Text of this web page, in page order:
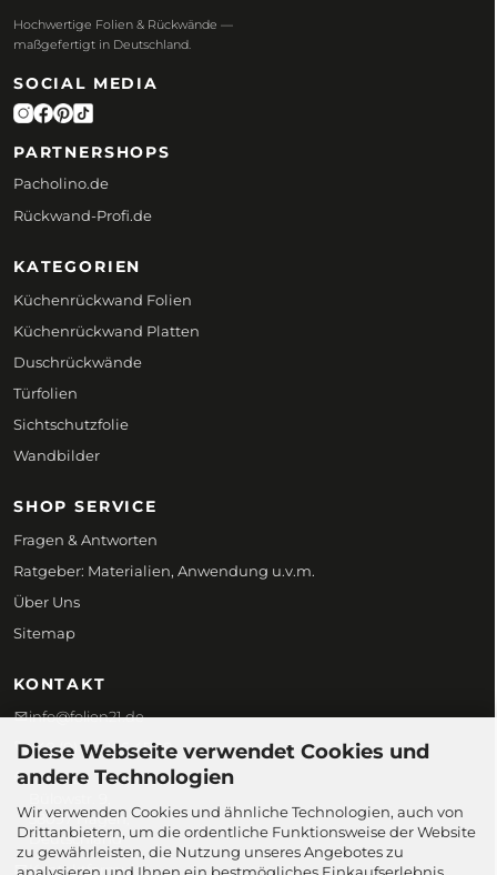
Diese Webseite verwendet Cookies und
andere Technologien
Wir verwenden Cookies und ähnliche Technologien, auch von
Drittanbietern, um die ordentliche Funktionsweise der Website
zu gewährleisten, die Nutzung unseres Angebotes zu
analysieren und Ihnen ein bestmögliches Einkaufserlebnis
Hochwertige Folien & Rückwände —
maßgefertigt in Deutschland.
SOCIAL MEDIA
PARTNERSHOPS
Pacholino.de
Rückwand-Profi.de
KATEGORIEN
Küchenrückwand Folien
Küchenrückwand Platten
Duschrückwände
Türfolien
Sichtschutzfolie
Wandbilder
SHOP SERVICE
Fragen & Antworten
Ratgeber: Materialien, Anwendung u.v.m.
Über Uns
Sitemap
KONTAKT
info@folien21.de
+49 (0) 172 186 45 98
Folien21
58097 Hagen,
Deutschland
Kontaktformular